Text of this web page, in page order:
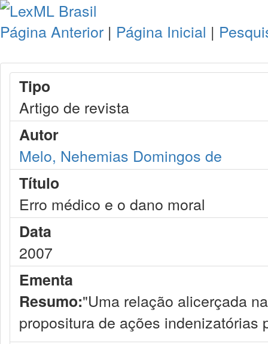
Página Anterior | Página Inicial |
Tipo
Artigo de revista
Autor
Melo, Nehemias Domingos de
Título
Erro médico e o dano moral
Data
2007
Ementa
Resumo:"Uma relação alicerçada
propositura de ações indenizatórias